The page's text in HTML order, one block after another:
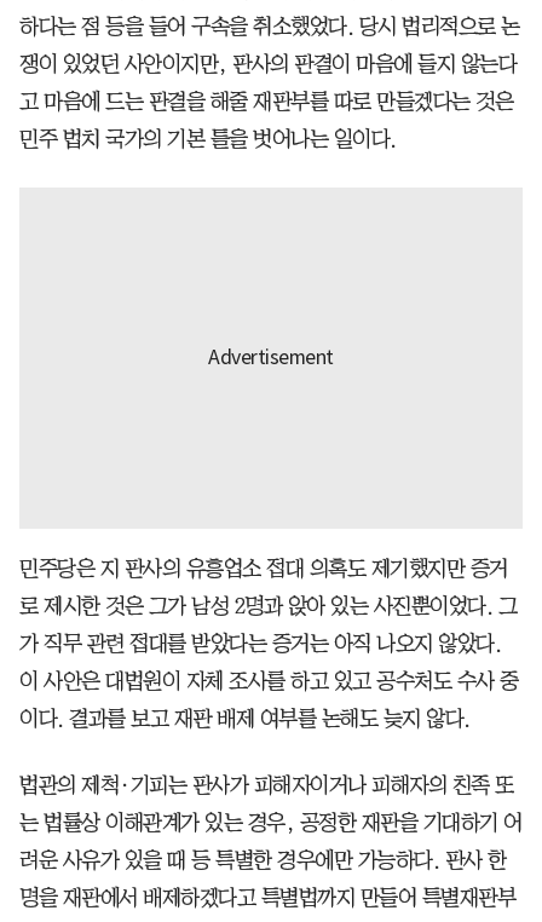
하다는 점 등을 들어 구속을 취소했었다. 당시 법리적으로 논
쟁이 있었던 사안이지만, 판사의 판결이 마음에 들지 않는다
고 마음에 드는 판결을 해줄 재판부를 따로 만들겠다는 것은
민주 법치 국가의 기본 틀을 벗어나는 일이다.
민주당은 지 판사의 유흥업소 접대 의혹도 제기했지만 증거
로 제시한 것은 그가 남성 2명과 앉아 있는 사진뿐이었다. 그
가 직무 관련 접대를 받았다는 증거는 아직 나오지 않았다.
이 사안은 대법원이 자체 조사를 하고 있고 공수처도 수사 중
이다. 결과를 보고 재판 배제 여부를 논해도 늦지 않다.
법관의 제척·기피는 판사가 피해자이거나 피해자의 친족 또
는 법률상 이해관계가 있는 경우, 공정한 재판을 기대하기 어
려운 사유가 있을 때 등 특별한 경우에만 가능하다. 판사 한
명을 재판에서 배제하겠다고 특별법까지 만들어 특별재판부